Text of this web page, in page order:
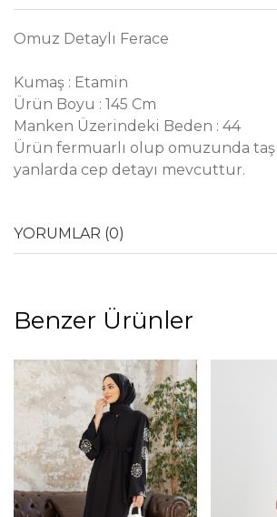
Omuz Detaylı Ferace
Kumaş : Etamin
Ürün Boyu : 145 Cm
Manken Üzerindeki Beden : 44
Ürün fermuarlı olup omuzunda taş
yanlarda cep detayı mevcuttur.
YORUMLAR (0)
Benzer Ürünler